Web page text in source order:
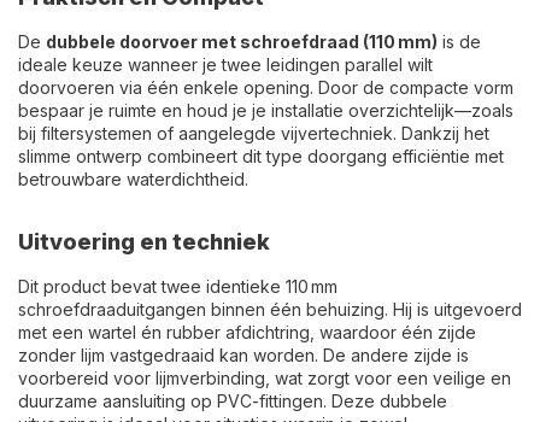
De dubbele doorvoer met schroefdraad (110 mm) is de
ideale keuze wanneer je twee leidingen parallel wilt
doorvoeren via één enkele opening. Door de compacte vorm
bespaar je ruimte en houd je je installatie overzichtelijk—zoals
bij filtersystemen of aangelegde vijvertechniek. Dankzij het
slimme ontwerp combineert dit type doorgang efficiëntie met
betrouwbare waterdichtheid.
Uitvoering en techniek
Dit product bevat twee identieke 110 mm
schroefdraaduitgangen binnen één behuizing. Hij is uitgevoerd
met een wartel én rubber afdichtring, waardoor één zijde
zonder lijm vastgedraaid kan worden. De andere zijde is
voorbereid voor lijmverbinding, wat zorgt voor een veilige en
duurzame aansluiting op PVC-fittingen. Deze dubbele